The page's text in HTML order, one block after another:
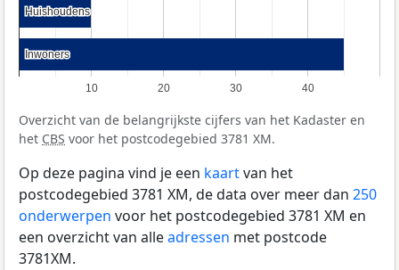
10 20 30 40
Huishoudens
Huishoudens
Inwoners
Inwoners
Overzicht van de belangrijkste cijfers van het Kadaster en
het CBS voor het postcodegebied 3781 XM.
Op deze pagina vind je een kaartvan het
postcodegebied 3781 XM, de data over meer dan 250
onderwerpen voor het postcodegebied 3781 XM en
een overzicht van alleadressen met postcode
3781XM.